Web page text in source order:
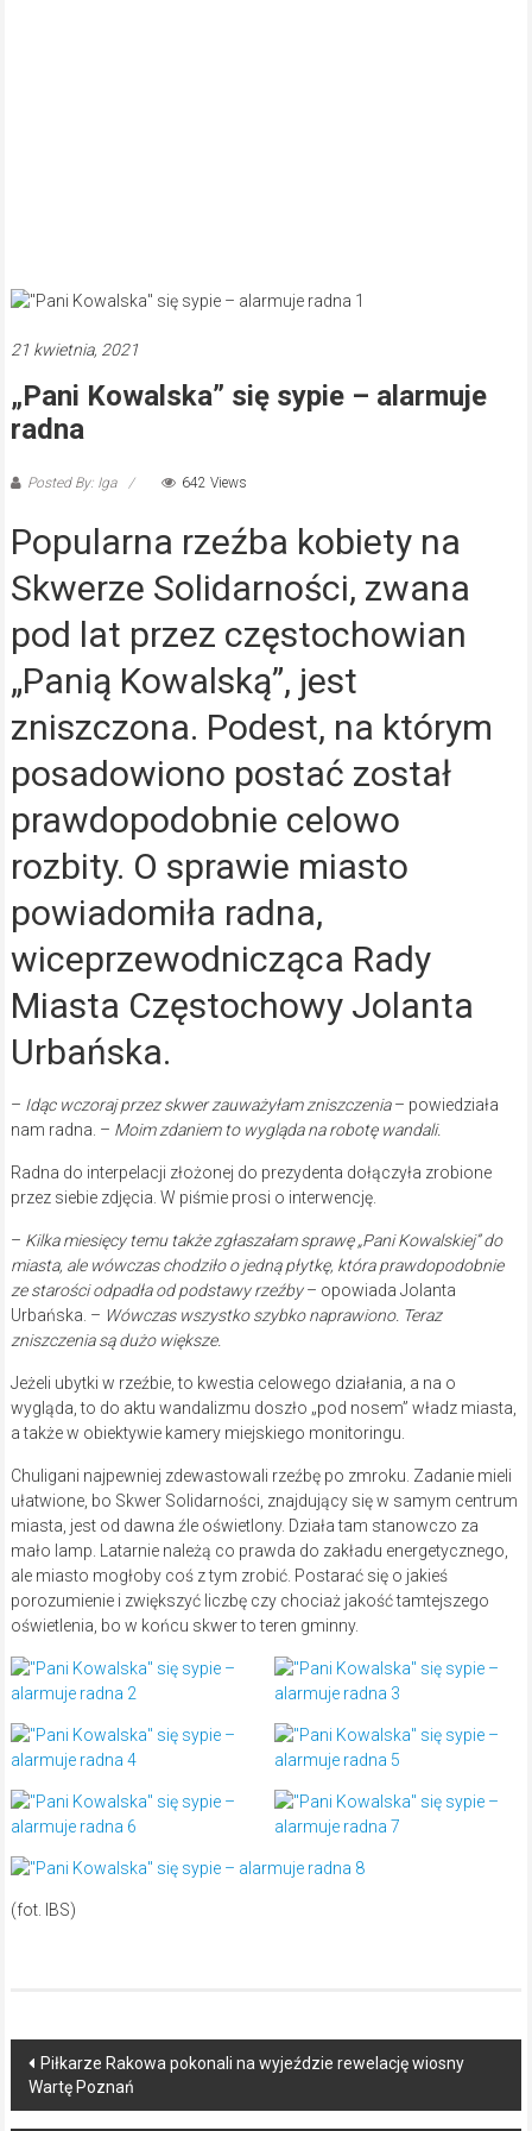
21 kwietnia, 2021
„Pani Kowalska” się sypie – alarmuje
radna
Posted By: Iga 642 Views
Popularna rzeźba kobiety na
Skwerze Solidarności, zwana
pod lat przez częstochowian
„Panią Kowalską”, jest
zniszczona. Podest, na którym
posadowiono postać został
prawdopodobnie celowo
rozbity. O sprawie miasto
powiadomiła radna,
wiceprzewodnicząca Rady
Miasta Częstochowy Jolanta
Urbańska.
– Idąc wczoraj przez skwer zauważyłam zniszczenia– powiedziała
nam radna. – Moim zdaniem to wygląda na robotę wandali.
Radna do interpelacji złożonej do prezydenta dołączyła zrobione
przez siebie zdjęcia. W piśmie prosi o interwencję.
– Kilka miesięcy temu także zgłaszałam sprawę „Pani Kowalskiej” do
miasta, ale wówczas chodziło o jedną płytkę, która prawdopodobnie
ze starości odpadła od podstawy rzeźby– opowiada Jolanta
Urbańska. – Wówczas wszystko szybko naprawiono. Teraz
zniszczenia są dużo większe.
Jeżeli ubytki w rzeźbie, to kwestia celowego działania, a na o
wygląda, to do aktu wandalizmu doszło „pod nosem” władz miasta,
a także w obiektywie kamery miejskiego monitoringu.
Chuligani najpewniej zdewastowali rzeźbę po zmroku. Zadanie mieli
ułatwione, bo Skwer Solidarności, znajdujący się w samym centrum
miasta, jest od dawna źle oświetlony. Działa tam stanowczo za
mało lamp. Latarnie należą co prawda do zakładu energetycznego,
ale miasto mogłoby coś z tym zrobić. Postarać się o jakieś
porozumienie i zwiększyć liczbę czy chociaż jakość tamtejszego
oświetlenia, bo w końcu skwer to teren gminny.
(fot. IBS)
Post
navigation
Piłkarze Rakowa pokonali na wyjeździe rewelację wiosny
Wartę Poznań